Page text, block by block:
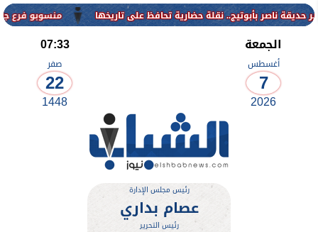
منسوبو فرع جامعة الأزهر
الجمعة
أغسطس
7
2026
07:33
صفر
22
1448
رئيس مجلس الإدارة
عصام بداري
رئيس التحرير